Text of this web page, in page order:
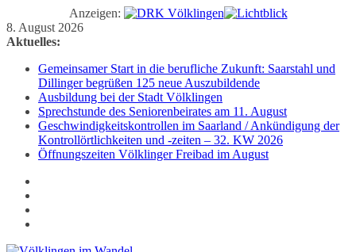
Anzeigen:
Zum
Inhalt
8. August 2026
Aktuelles:
Gemeinsamer Start in die berufliche Zukunft: Saarstahl und
Dillinger begrüßen 125 neue Auszubildende
Ausbildung bei der Stadt Völklingen
Sprechstunde des Seniorenbeirates am 11. August
Geschwindigkeitskontrollen im Saarland / Ankündigung der
Kontrollörtlichkeiten und -zeiten – 32. KW 2026
Öffnungszeiten Völklinger Freibad im August